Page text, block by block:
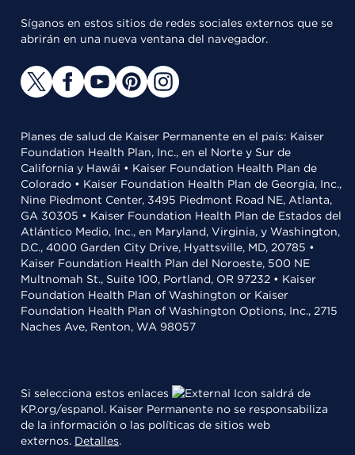
Síganos en estos sitios de redes sociales externos que se
abrirán en una nueva ventana del navegador.
Planes de salud de Kaiser Permanente en el país: Kaiser
Foundation Health Plan, Inc., en el Norte y Sur de
California y Hawái • Kaiser Foundation Health Plan de
Colorado • Kaiser Foundation Health Plan de Georgia, Inc.,
Nine Piedmont Center, 3495 Piedmont Road NE, Atlanta,
GA 30305 • Kaiser Foundation Health Plan de Estados del
Atlántico Medio, Inc., en Maryland, Virginia, y Washington,
D.C., 4000 Garden City Drive, Hyattsville, MD, 20785 •
Kaiser Foundation Health Plan del Noroeste, 500 NE
Multnomah St., Suite 100, Portland, OR 97232 • Kaiser
Foundation Health Plan of Washington or Kaiser
Foundation Health Plan of Washington Options, Inc., 2715
Naches Ave, Renton, WA 98057
Si selecciona estos enlaces
saldrá de
KP.org/espanol. Kaiser Permanente no se responsabiliza
de la información o las políticas de sitios web
externos. Detalles.